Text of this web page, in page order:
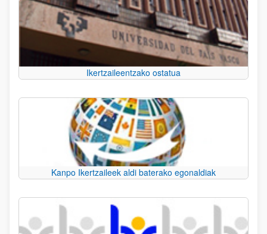
Ikertzaileentzako ostatua
Kanpo Ikertzaileek aldi baterako egonaldiak